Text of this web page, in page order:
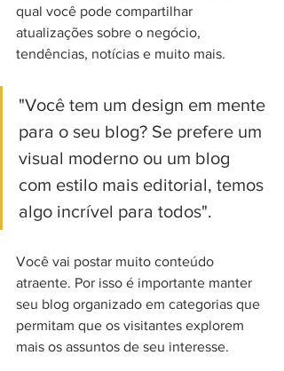
qual você pode compartilhar
atualizações sobre o negócio,
tendências, notícias e muito mais.
"Você tem um design em mente
para o seu blog? Se prefere um
visual moderno ou um blog
com estilo mais editorial, temos
algo incrível para todos".
Você vai postar muito conteúdo
atraente. Por isso é importante manter
seu blog organizado em categorias que
permitam que os visitantes explorem
mais os assuntos de seu interesse.